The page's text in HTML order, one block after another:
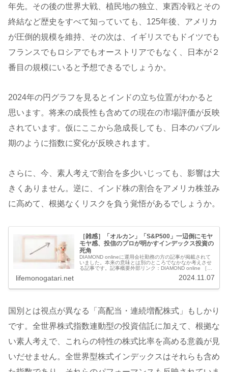
年先。その後の世界大戦、植民地の独立、東西冷戦とその
終結など歴史をすべて知っていても、125年後、アメリカ
が圧倒的規模を維持、その次は、イギリスでもドイツでも
フランスでもロシアでもオーストリアでもなく、日本が２
番目の規模にいると予想できるでしょうか。
2024年の円グラフを見るとインドの立ち位置がわかると
思います。将来の成長性も含めての現在の市場評価が反映
されています。仮にここから急成長しても、日本のバブル
期のように指数に変化が反映されます。
さらに、今、素人考えで割合を多少いじっても、影響は大
きくありません。逆に、インド株の割合をアメリカ株並み
に高めて、根拠なくリスクを負う覚悟があるでしょうか。
［雑感］「オルカン」「S&P500」一辺倒にモヤ
モヤ感、投信のプロが明かすインデックス投資の
死角
DIAMOND onlineに運用会社勤務の方の記事が掲載されて
いました。本来の意味とは別のところでなかなか考えさせ
る記事です。記事概要外部リンク：DIAMOND online ［雑
lifemonogatari.net 2024.11.07
国別とは視点が異なる「高配当・連続増配株式」もしかり
です。全世界株式指数連動型の投資信託に加えて、根拠な
い素人考えで、これらの特性の株式比率を高める意義が見
いだせません。全世界型株式インデックスはそれらも含め